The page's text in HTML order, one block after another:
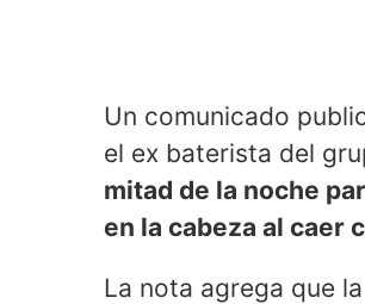
Un comunicado
el ex baterista del
mitad de la noche
en la cabeza al caer
La nota agrega que